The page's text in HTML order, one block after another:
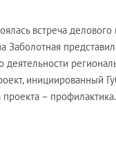
встреча
Заболотная
деятельности
инициированный
проекта –